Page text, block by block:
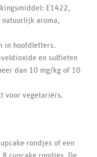
E1422,
natuurlijk aroma,
in hoofdletters.
en sulfieten
dan 10 mg/kg of 10
voor vegetariërs.
rondjes of een